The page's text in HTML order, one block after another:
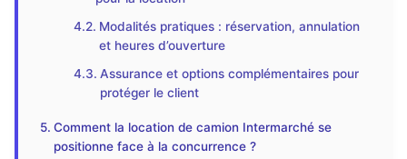
Modalités pratiques : réservation, annulation
et heures d’ouverture
Assurance et options complémentaires pour
protéger le client
Comment la location de camion Intermarché se
positionne face à la concurrence ?